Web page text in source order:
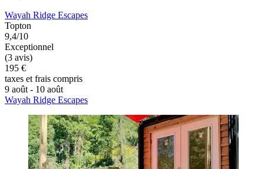
Wayah Ridge Escapes
Topton
9,4/10
Exceptionnel
(3 avis)
195 €
taxes et frais compris
9 août - 10 août
Wayah Ridge Escapes